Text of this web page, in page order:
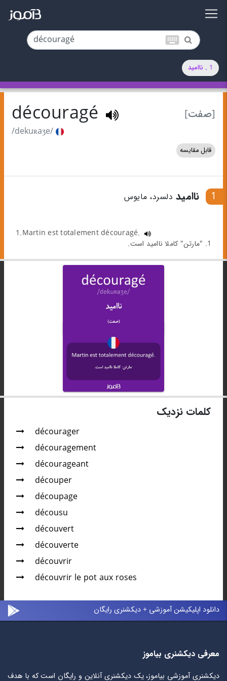
keyboard
1 . ناامید
[صفت] découragé
/dekuʀaʒe/
قابل مقایسه
1 ناامید دلسرد، مایوس
1.Martin est totalement découragé.
1. "مارتن" کاملا ناامید است.
کلمات نزدیک
décourager
découragement
décourageant
découper
découpage
décousu
découvert
découverte
découvrir
découvrir le pot aux roses
دانلود اپلیکیشن آموزشی + دیکشنری رایگان
معرفی دیکشنری بیاموز
دیکشنری آموزشی بیاموز، یک دیکشنری آنلاین و رایگان است که با هدف